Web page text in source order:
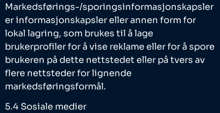
Markedsførings-/sporingsinformasjonskapsler
er informasjonskapsler eller annen form for
lokal lagring, som brukes til å lage
brukerprofiler for å vise reklame eller for å spore
brukeren på dette nettstedet eller på tvers av
flere nettsteder for lignende
markedsføringsformål.
5.4 Sosiale medier